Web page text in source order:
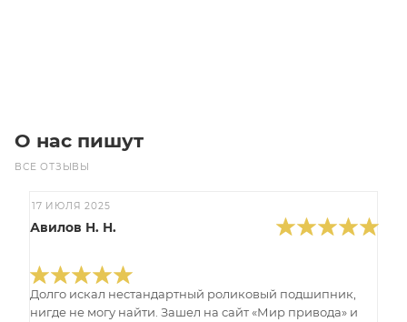
О нас пишут
ВСЕ ОТЗЫВЫ
17 ИЮЛЯ 2025
Авилов Н. Н.
Долго искал нестандартный роликовый подшипник,
нигде не могу найти. Зашел на сайт «Мир привода» и